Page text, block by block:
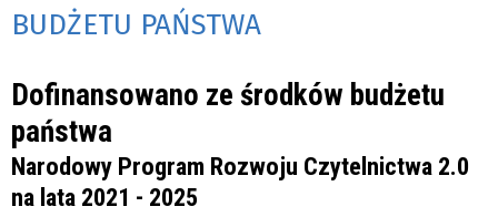
BUDŻETU PAŃSTWA
Dofinansowano ze środków budżetu
państwa
Narodowy Program Rozwoju Czytelnictwa 2.0
na lata 2021 - 2025